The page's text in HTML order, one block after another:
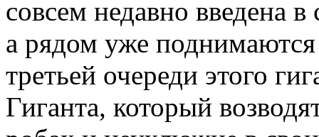
совсем недавно введена
а рядом уже
третьей очереди этого
Гиганта, который